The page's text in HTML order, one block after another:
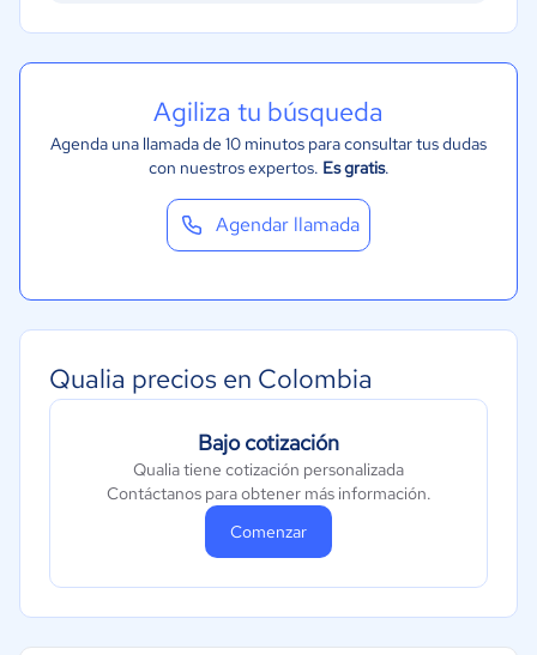
Agiliza tu búsqueda
Agenda una llamada de 10 minutos para consultar tus dudas
con nuestros expertos. Es gratis.
Agendar llamada
Qualia precios en Colombia
Bajo cotización
Qualia tiene cotización personalizada
Contáctanos para obtener más información.
Comenzar